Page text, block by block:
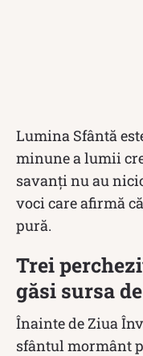
Lumina Sfântă
minune a lumii
savanți nu au
voci care afirmă
pură.
Trei
găsi sursa
Înainte de Ziua
sfântul mormânt